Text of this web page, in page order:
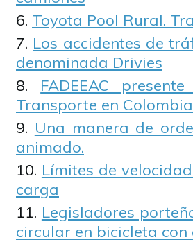
Toyota Pool Rural.
Los accidentes de
denominada Drivies
FADEEAC
Transporte en Colombia
Una manera de
animado.
Límites de
carga
Legisladores
circular en bicicleta